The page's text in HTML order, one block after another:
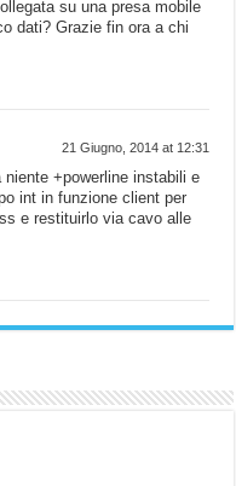
su una presa mobile
dati? Grazie fin ora a chi
21 Giugno, 2014 at 12:31
+powerline instabili e
int in funzione client per
e restituirlo via cavo alle